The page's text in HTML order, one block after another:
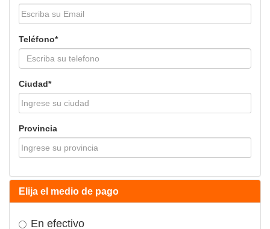
Teléfono*
Ciudad*
Provincia
Elija el medio de pago
En efectivo